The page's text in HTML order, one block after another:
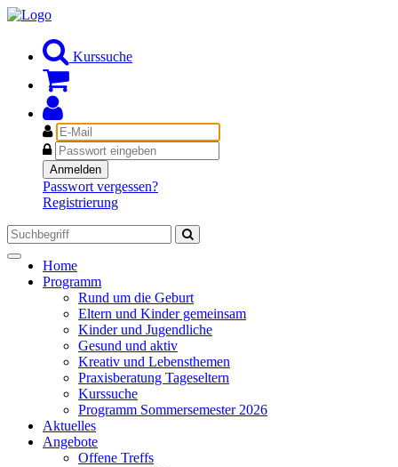
Kurssuche
E-
Mail
Passwort
Anmelden
Passwort vergessen?
Registrierung
Toggle
navigation
Home
Programm
Rund um die Geburt
Eltern und Kinder gemeinsam
Kinder und Jugendliche
Gesund und aktiv
Kreativ und Lebensthemen
Praxisberatung Tageseltern
Kurssuche
Programm Sommersemester 2026
Aktuelles
Angebote
Offene Treffs